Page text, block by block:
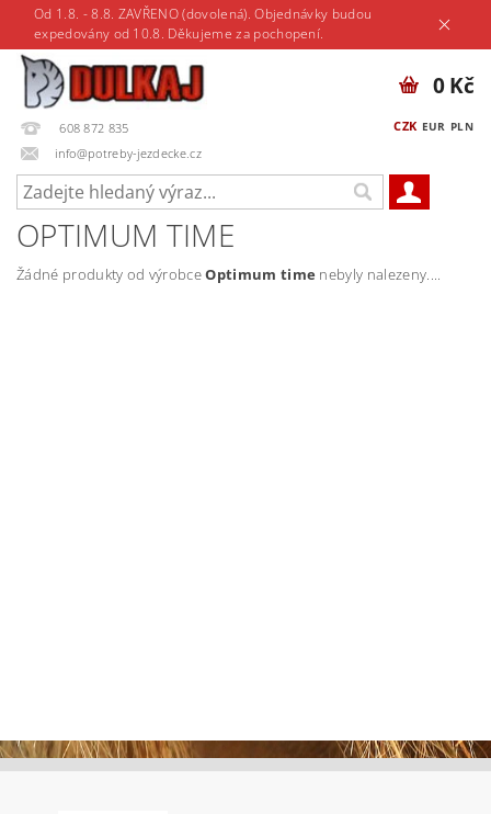
Od 1.8. - 8.8. ZAVŘENO (dovolená). Objednávky budou
expedovány od 10.8. Děkujeme za pochopení.
608 872 835
info@potreby-jezdecke.cz
CZK EUR PLN
0 Kč
OPTIMUM TIME
Žádné produkty od výrobceOptimum time nebyly nalezeny....